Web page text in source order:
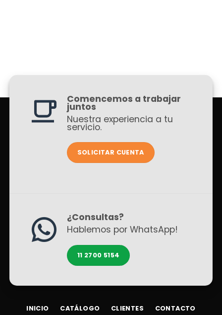
Comencemos a trabajar
juntos
Nuestra experiencia a tu
servicio.
SOLICITAR CUENTA
¿Consultas?
Hablemos por WhatsApp!
11 2700 5154
INICIO CATÁLOGO CLIENTES CONTACTO